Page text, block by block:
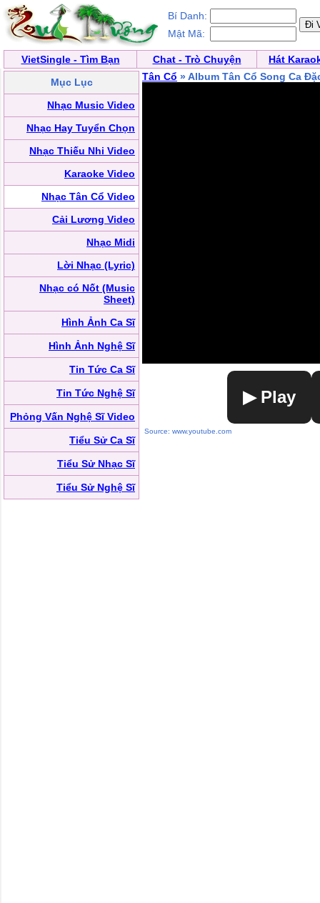
Bí Danh:
Mật Mã:
VietSingle - Tìm Bạn Chat - Trò Chuyện
Hát
Mục Lục
Nhạc Music Video
Nhạc Hay Tuyển Chọn
Nhạc Thiếu Nhi Video
Karaoke Video
Nhạc Tân Cổ Video
Cải Lương Video
Nhạc Midi
Lời Nhạc (Lyric)
Nhạc có Nốt (Music
Sheet)
Hình Ảnh Ca Sĩ
Hình Ảnh Nghệ Sĩ
Tin Tức Ca Sĩ
Tin Tức Nghệ Sĩ
Phỏng Vấn Nghệ Sĩ Video
Tiểu Sử Ca Sĩ
Tiểu Sử Nhạc Sĩ
Tiểu Sử Nghệ Sĩ
Tân Cổ » Album Tân Cổ Song Ca
▶ Play
Source: www.youtube.com